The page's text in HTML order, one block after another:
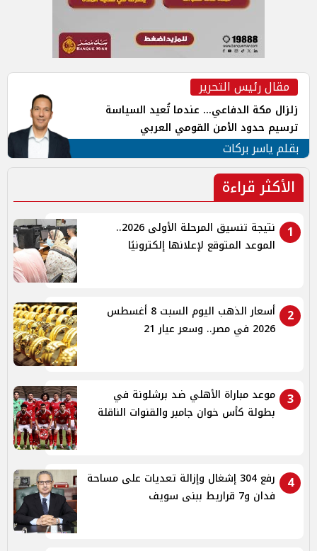
مقال رئيس التحرير
زلزال مكة الدفاعي... عندما تُعيد السياسة
ترسيم حدود الأمن القومي العربي
بقلم ياسر بركات
الأكثر قراءة
1
نتيجة تنسيق المرحلة الأولى 2026..
الموعد المتوقع لإعلانها إلكترونيًا
2
أسعار الذهب اليوم السبت 8 أغسطس
2026 في مصر.. وسعر عيار 21
3
موعد مباراة الأهلي ضد برشلونة في
بطولة كأس خوان جامبر والقنوات الناقلة
4
رفع 304 إشغال وإزالة تعديات على مساحة
فدان و7 قراريط ببنى سويف